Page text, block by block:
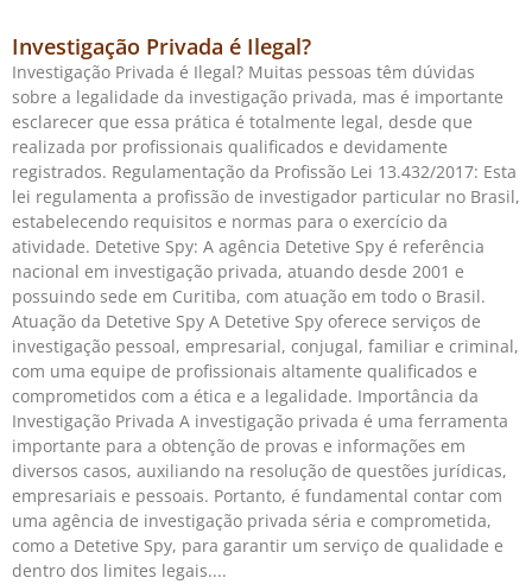
Investigação Privada é Ilegal?
Investigação Privada é Ilegal? Muitas pessoas têm dúvidas
sobre a legalidade da investigação privada, mas é importante
esclarecer que essa prática é totalmente legal, desde que
realizada por profissionais qualificados e devidamente
registrados. Regulamentação da Profissão Lei 13.432/2017: Esta
lei regulamenta a profissão de investigador particular no Brasil,
estabelecendo requisitos e normas para o exercício da
atividade. Detetive Spy: A agência Detetive Spy é referência
nacional em investigação privada, atuando desde 2001 e
possuindo sede em Curitiba, com atuação em todo o Brasil.
Atuação da Detetive Spy A Detetive Spy oferece serviços de
investigação pessoal, empresarial, conjugal, familiar e criminal,
com uma equipe de profissionais altamente qualificados e
comprometidos com a ética e a legalidade. Importância da
Investigação Privada A investigação privada é uma ferramenta
importante para a obtenção de provas e informações em
diversos casos, auxiliando na resolução de questões jurídicas,
empresariais e pessoais. Portanto, é fundamental contar com
uma agência de investigação privada séria e comprometida,
como a Detetive Spy, para garantir um serviço de qualidade e
dentro dos limites legais.